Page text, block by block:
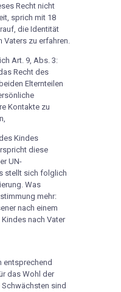
Recht nicht
sprich mit 18
die Identität
Vaters zu erfahren.
Art. 9, Abs. 3:
Recht des
Elternteilen
Kontakte zu
Kindes
diese
UN-
stellt sich folglich
Was
mehr:
nach einem
nach Vater
entsprechend
das Wohl der
Schwächsten sind